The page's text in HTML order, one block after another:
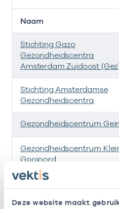
Deze website maakt
Naam
Stichting Gazo
Gezondheidscentra
Amsterdam Zuidoost
Stichting Amsterdamse
Gezondheidscentra
Gezondheidscentrum
Gezondheidscentrum
Gooioord
Regionale
Zuidoost B.v.